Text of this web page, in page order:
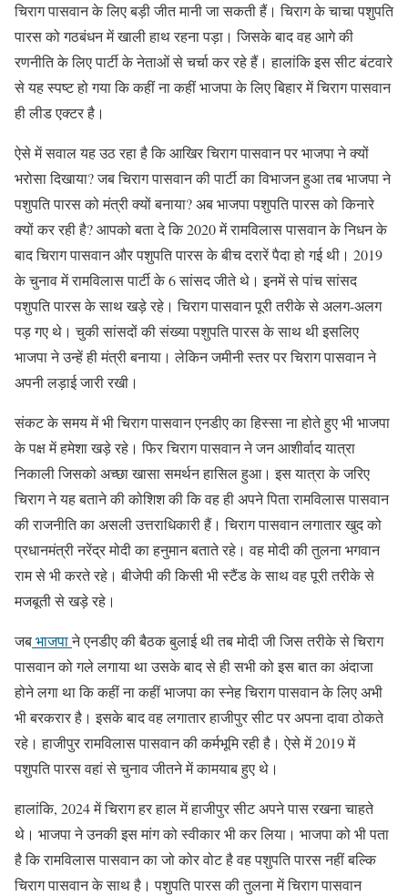
चिराग पासवान के लिए बड़ी जीत मानी जा सकती हैं। चिराग के चाचा पशुपति
पारस को गठबंधन में खाली हाथ रहना पड़ा। जिसके बाद वह आगे की
रणनीति के लिए पार्टी के नेताओं से चर्चा कर रहे हैं। हालांकि इस सीट बंटवारे
से यह स्पष्ट हो गया कि कहीं ना कहीं भाजपा के लिए बिहार में चिराग पासवान
ही लीड एक्टर है।
ऐसे में सवाल यह उठ रहा है कि आखिर चिराग पासवान पर भाजपा ने क्यों
भरोसा दिखाया? जब चिराग पासवान की पार्टी का विभाजन हुआ तब भाजपा ने
पशुपति पारस को मंत्री क्यों बनाया? अब भाजपा पशुपति पारस को किनारे
क्यों कर रही है? आपको बता दे कि 2020 में रामविलास पासवान के निधन के
बाद चिराग पासवान और पशुपति पारस के बीच दरारें पैदा हो गई थी। 2019
के चुनाव में रामविलास पार्टी के 6 सांसद जीते थे। इनमें से पांच सांसद
पशुपति पारस के साथ खड़े रहे। चिराग पासवान पूरी तरीके से अलग-अलग
पड़ गए थे। चुकी सांसदों की संख्या पशुपति पारस के साथ थी इसलिए
भाजपा ने उन्हें ही मंत्री बनाया। लेकिन जमीनी स्तर पर चिराग पासवान ने
अपनी लड़ाई जारी रखी।
संकट के समय में भी चिराग पासवान एनडीए का हिस्सा ना होते हुए भी भाजपा
के पक्ष में हमेशा खड़े रहे। फिर चिराग पासवान ने जन आशीर्वाद यात्रा
निकाली जिसको अच्छा खासा समर्थन हासिल हुआ। इस यात्रा के जरिए
चिराग ने यह बताने की कोशिश की कि वह ही अपने पिता रामविलास पासवान
की राजनीति का असली उत्तराधिकारी हैं। चिराग पासवान लगातार खुद को
प्रधानमंत्री नरेंद्र मोदी का हनुमान बताते रहे। वह मोदी की तुलना भगवान
राम से भी करते रहे। बीजेपी की किसी भी स्टैंड के साथ वह पूरी तरीके से
मजबूती से खड़े रहे।
जबभाजपाने एनडीए की बैठक बुलाई थी तब मोदी जी जिस तरीके से चिराग
पासवान को गले लगाया था उसके बाद से ही सभी को इस बात का अंदाजा
होने लगा था कि कहीं ना कहीं भाजपा का स्नेह चिराग पासवान के लिए अभी
भी बरकरार है। इसके बाद वह लगातार हाजीपुर सीट पर अपना दावा ठोकते
रहे। हाजीपुर रामविलास पासवान की कर्मभूमि रही है। ऐसे में 2019 में
पशुपति पारस वहां से चुनाव जीतने में कामयाब हुए थे।
हालांकि, 2024 में चिराग हर हाल में हाजीपुर सीट अपने पास रखना चाहते
थे। भाजपा ने उनकी इस मांग को स्वीकार भी कर लिया। भाजपा को भी पता
है कि रामविलास पासवान का जो कोर वोट है वह पशुपति पारस नहीं बल्कि
चिराग पासवान के साथ है। पशुपति पारस की तुलना में चिराग पासवान